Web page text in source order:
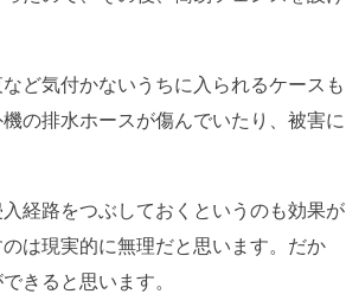
ど気付かないうちに入られるケースも
の排水ホースが傷んでいたり、被害に
経路をつぶしておくというのも効果が
は現実的に無理だと思います。だか
きると思います。